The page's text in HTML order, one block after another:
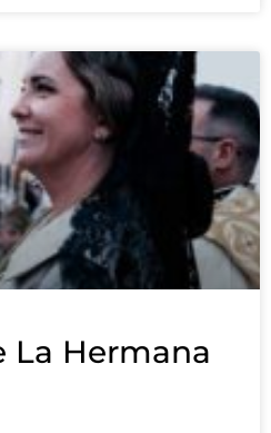
La Hermana